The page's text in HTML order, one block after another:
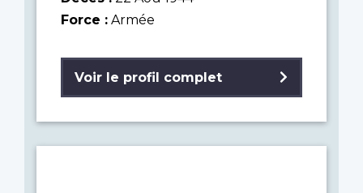
Force : Armée
Voir le profil complet